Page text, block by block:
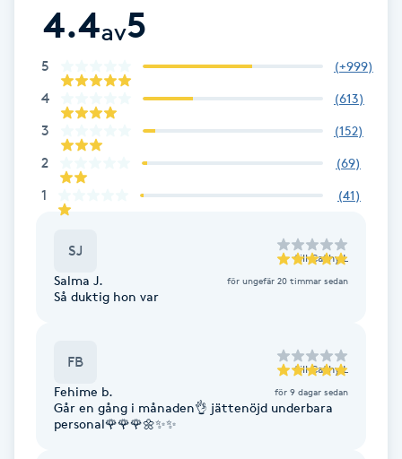
Fransförlängning Megavolym
Fransförlängning Volym
Fransk manikyr
Fransrengöring
Friskvård
4.4av5
5 (+999)
4 (613)
3 (152)
2 (69)
1 (41)
SJ till Cathy L
Salma J. för ungefär 20 timmar sedan
Så duktig hon var
FB till Cathy L
Fehime b. för 9 dagar sedan
Går en gång i månaden👌 jättenöjd underbara
personal🌹🌹🌹🌼✨️✨️